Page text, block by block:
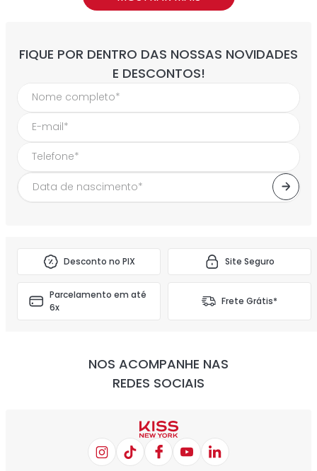
FIQUE POR DENTRO DAS NOSSAS NOVIDADES
E DESCONTOS!
Desconto no PIX Site Seguro
Parcelamento em até
6x
Frete Grátis*
NOS ACOMPANHE NAS
REDES SOCIAIS